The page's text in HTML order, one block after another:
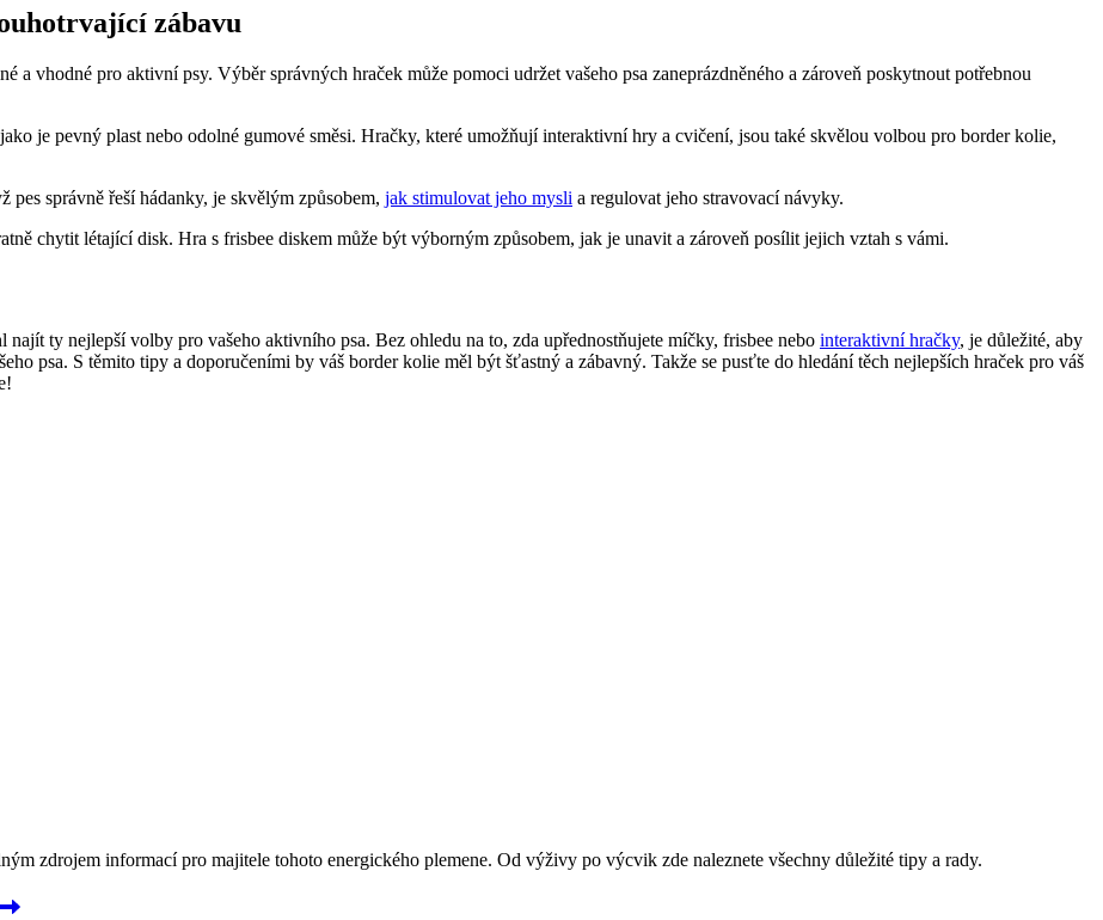
zábavu
a ⁤vhodné‍ pro aktivní psy. ⁣Výběr správných⁣ hraček může ⁢pomoci udržet vašeho ​psa⁣ zaneprázdněného a zároveň poskytnout potřebnou
je ⁣pevný⁣ plast nebo odolné gumové směsi. Hračky, které⁣ umožňují interaktivní⁢ hry a cvičení, jsou také skvělou volbou pro border kolie,
správně řeší hádanky, je skvělým způsobem, jak stimulovat jeho mysli a ⁣regulovat jeho stravovací návyky.
chytit létající disk.​ Hra⁤ s frisbee diskem může⁢ být výborným způsobem, jak je ‌unavit a zároveň​ posílit jejich vztah s⁢ vámi.
⁣ty⁢ nejlepší volby pro vašeho aktivního ​psa. ​Bez ohledu na to, zda⁤ upřednostňujete míčky, frisbee nebo interaktivní hračky, je důležité, aby
psa. S ‌těmito tipy a doporučeními by váš border kolie měl být ‌šťastný a zábavný. Takže se pusťte do hledání těch nejlepších hraček⁣ pro váš
zdrojem informací pro majitele tohoto energického plemene. Od výživy po výcvik zde naleznete všechny důležité tipy a rady.